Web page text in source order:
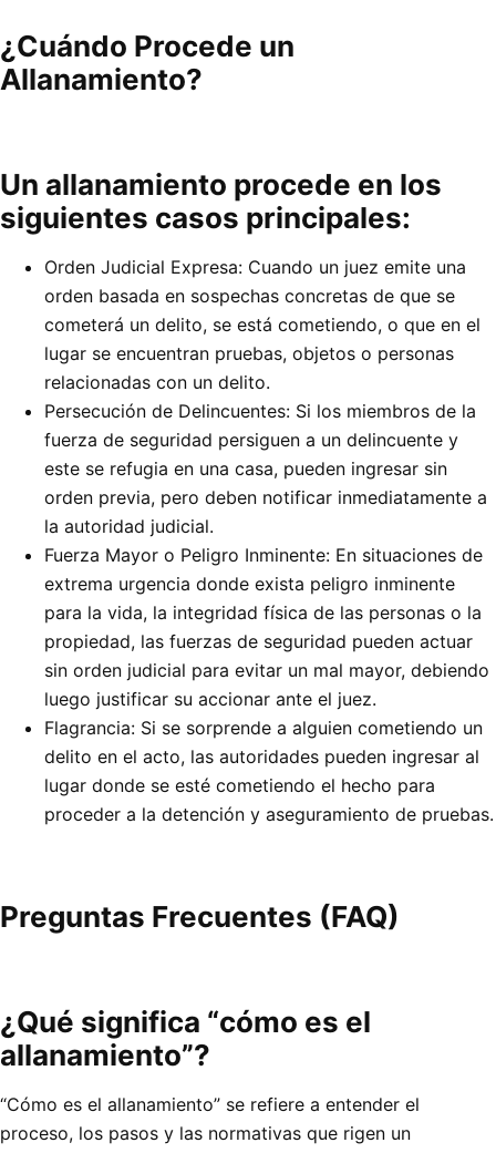
¿Cuándo Procede un
Allanamiento?
Un allanamiento procede en los
siguientes casos principales:
Orden Judicial Expresa: Cuando un juez emite una
orden basada en sospechas concretas de que se
cometerá un delito, se está cometiendo, o que en el
lugar se encuentran pruebas, objetos o personas
relacionadas con un delito.
Persecución de Delincuentes: Si los miembros de la
fuerza de seguridad persiguen a un delincuente y
este se refugia en una casa, pueden ingresar sin
orden previa, pero deben notificar inmediatamente a
la autoridad judicial.
Fuerza Mayor o Peligro Inminente: En situaciones de
extrema urgencia donde exista peligro inminente
para la vida, la integridad física de las personas o la
propiedad, las fuerzas de seguridad pueden actuar
sin orden judicial para evitar un mal mayor, debiendo
luego justificar su accionar ante el juez.
Flagrancia: Si se sorprende a alguien cometiendo un
delito en el acto, las autoridades pueden ingresar al
lugar donde se esté cometiendo el hecho para
proceder a la detención y aseguramiento de pruebas.
Preguntas Frecuentes (FAQ)
¿Qué significa “cómo es el
allanamiento”?
“Cómo es el allanamiento” se refiere a entender el
proceso, los pasos y las normativas que rigen un